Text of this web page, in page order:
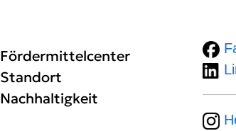
Fördermittelcenter
Standort
Nachhaltigkeit